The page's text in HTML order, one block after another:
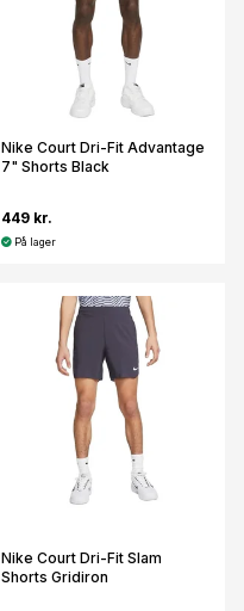
Nike Court Dri-Fit Advantage
7" Shorts Black
449 kr.
På lager
Nike Court Dri-Fit Slam
Shorts Gridiron